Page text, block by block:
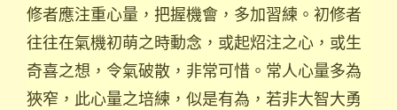
修者應注重心量，把握機會，多加習練。初修者
往往在氣機初萌之時動念，或起炤注之心，或生
奇喜之想，令氣破散，非常可惜。常人心量多為
狹窄，此心量之培練，似是有為，若非大智大勇